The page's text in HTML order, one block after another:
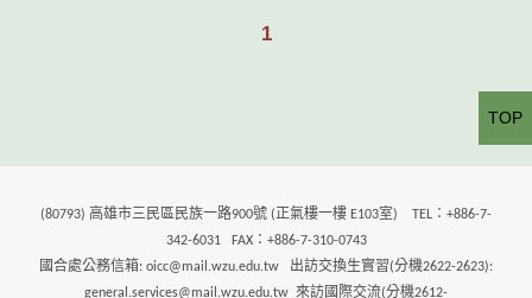
1
(80793) 高雄市三民區民族一路900號 (正氣樓一樓 E103室) TEL：+886-7-
342-6031 FAX：+886-7-310-0743
國合處公務信箱: oicc@mail.wzu.edu.tw 出訪交換生實習(分機2622-2623):
general.services@mail.wzu.edu.tw 來訪國際交流(分機2612-
TOP